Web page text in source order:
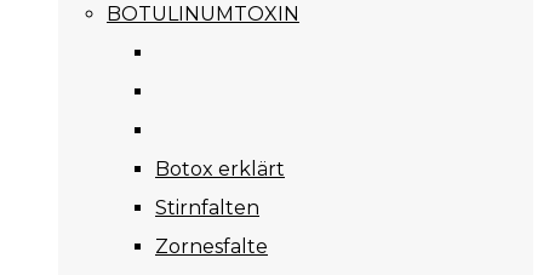
BOTULINUMTOXIN
Botox erklärt
Stirnfalten
Zornesfalte